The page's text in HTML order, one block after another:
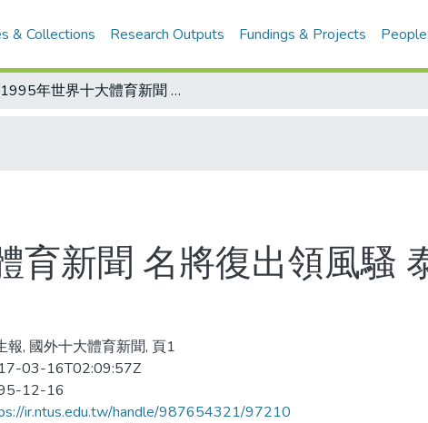
& Collections Research Outputs Fundings & Projects People
1995年世界十大體育新聞 名將復出領風騷 泰森居首 莎莉絲、喬丹排名四、五
新聞 名將復出領風騷
報, 國外十大體育新聞, 頁1
03-16T02:09:57Z
12-16
ir.ntus.edu.tw/handle/987654321/97210